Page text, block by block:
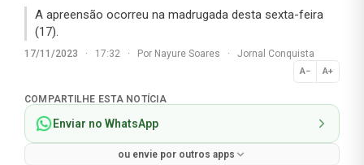
A apreensão ocorreu na madrugada desta sexta-feira
(17).
17/11/2023 · 17:32 · Por Nayure Soares · Jornal Conquista
A− A+
Normal
COMPARTILHE ESTA NOTÍCIA
Enviar no WhatsApp
ou envie por outros apps